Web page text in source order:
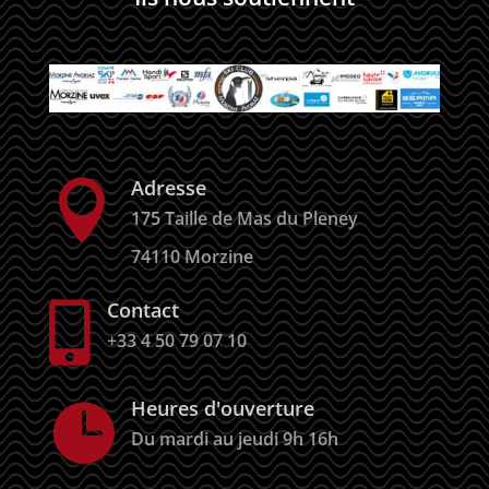
 Adresse
175 Taille de Mas du Pleney
74110 Morzine
 Contact
+33 4 50 79 07 10
 Heures d'ouverture
Du mardi au jeudi 9h 16h